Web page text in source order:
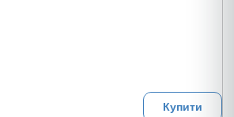
Купити